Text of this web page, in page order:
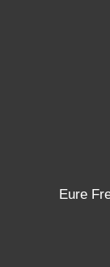
Eure